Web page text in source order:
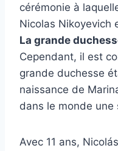
cérémonie à
Nicolas Nikoyevich
La grande
Cependant, il est
grande duchesse
naissance de
dans le monde une
Avec 11 ans,